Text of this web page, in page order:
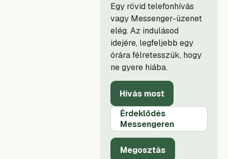
Egy rövid telefonhívás
vagy Messenger-üzenet
elég. Az indulásod
idejére, legfeljebb egy
órára félretesszük, hogy
ne gyere hiába.
Hívás most
Érdeklődés
Messengeren
Megosztás